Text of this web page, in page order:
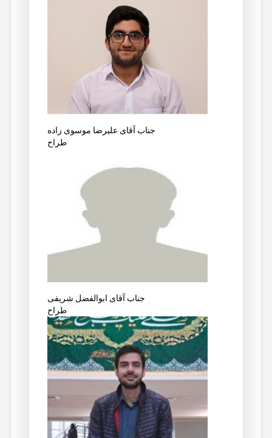
جناب آقای علیرضا موسوی زاده
طراح
جناب آقای ابوالفضل شریفی
طراح